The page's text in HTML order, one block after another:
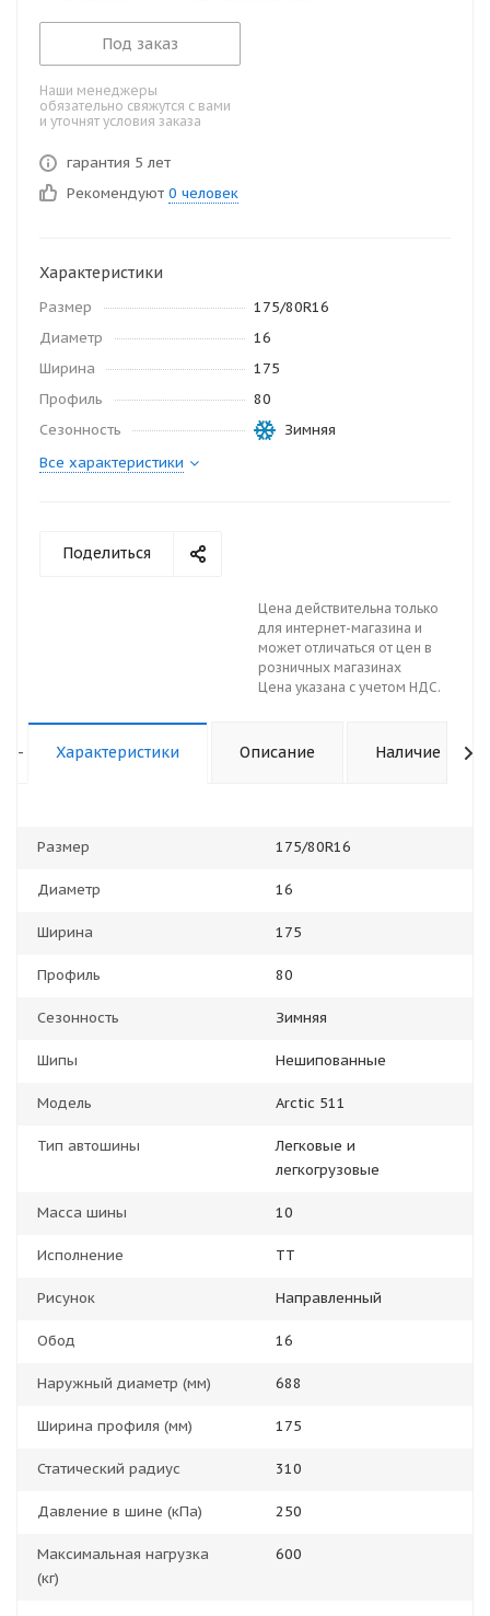
Под заказ
Наши менеджеры
обязательно свяжутся с вами
и уточнят условия заказа
гарантия 5 лет
Рекомендуют 0 человек
Характеристики
Размер
175/80R16
Диаметр
16
Ширина
175
Профиль
80
Сезонность
Зимняя
Все характеристики
Поделиться
Цена действительна только
для интернет-магазина и
может отличаться от цен в
розничных магазинах
Цена указана с учетом НДС.
- Характеристики Описание Наличие
Размер 175/80R16
Диаметр 16
Ширина 175
Профиль 80
Сезонность Зимняя
Шипы Нешипованные
Модель Arctic 511
Тип автошины
Легковые и
легкогрузовые
Масса шины 10
Исполнение ТТ
Рисунок Направленный
Обод 16
Наружный диаметр (мм) 688
Ширина профиля (мм) 175
Статический радиус 310
Давление в шине (кПа) 250
Максимальная нагрузка
(кг)
600